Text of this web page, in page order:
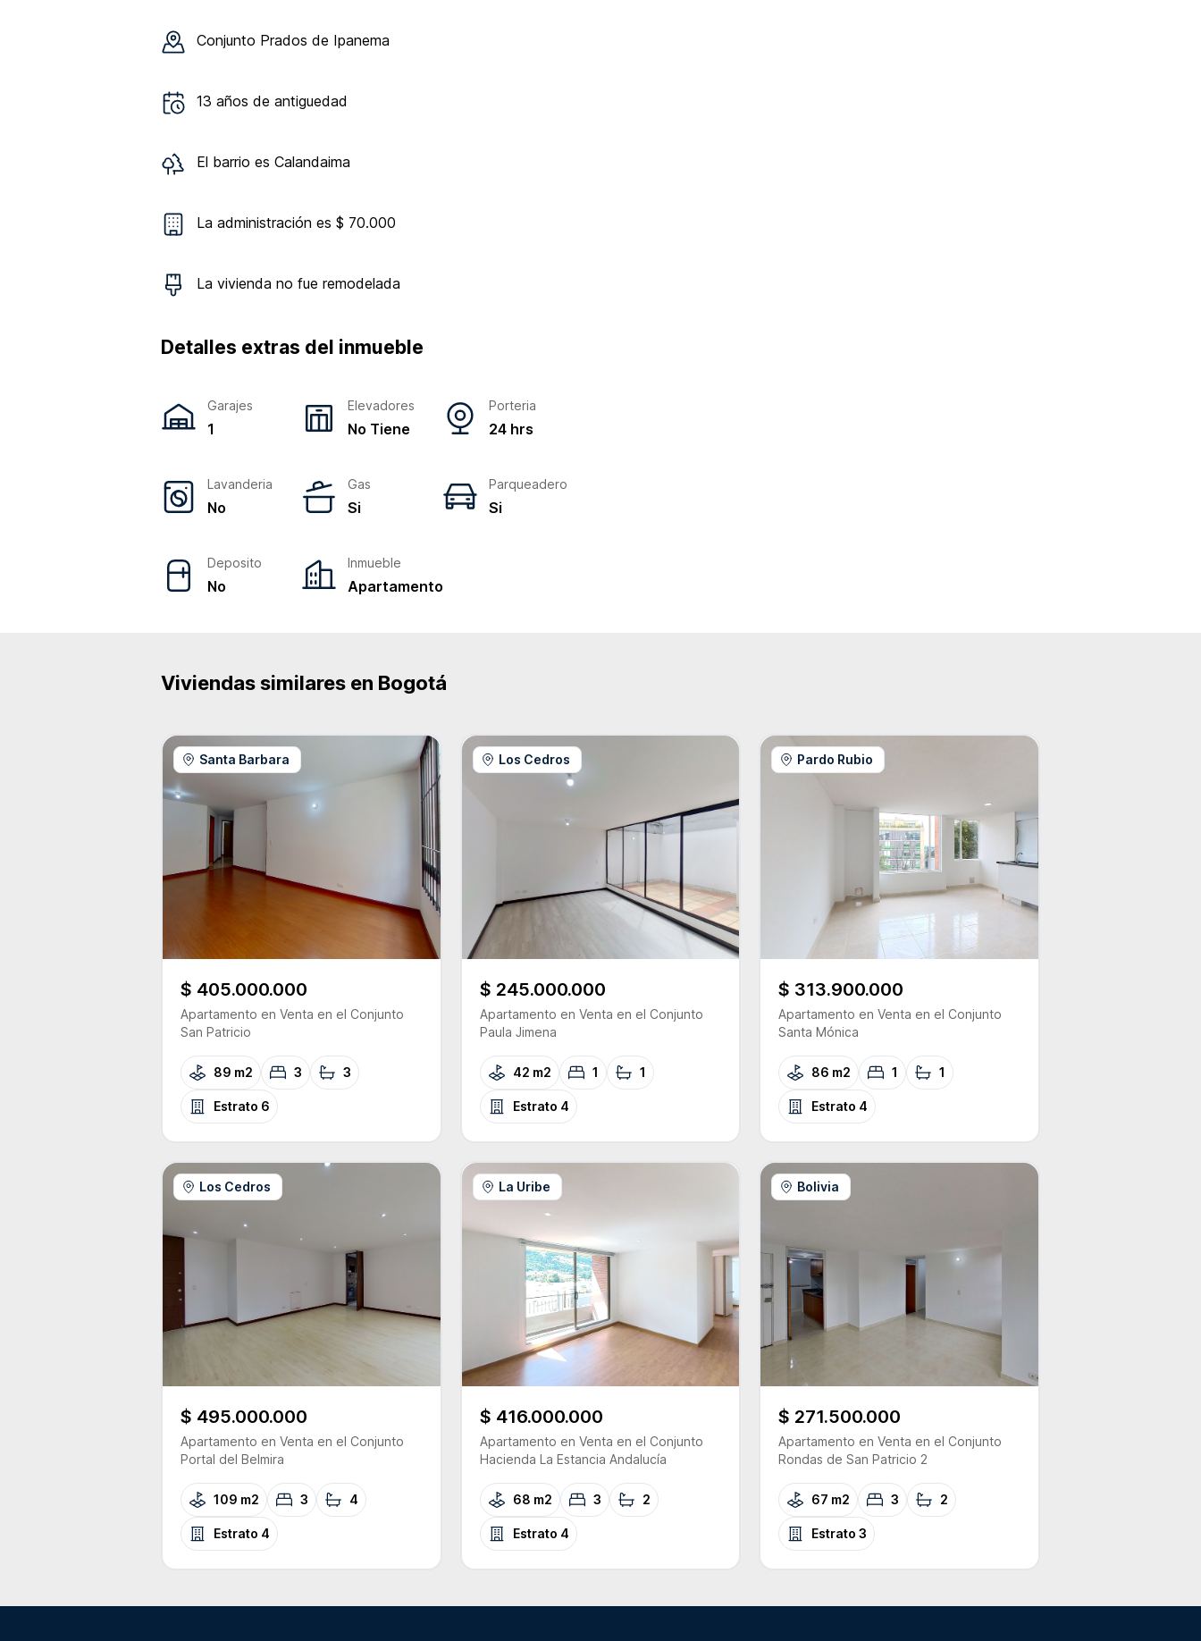
Conjunto Prados de Ipanema
13 años de antiguedad
El barrio es Calandaima
La administración es $ 70.000
La vivienda no fue remodelada
Detalles extras del inmueble
Garajes
1
Elevadores
No Tiene
Porteria
24 hrs
Lavanderia
No
Gas
Si
Parqueadero
Si
Deposito
No
Inmueble
Apartamento
Viviendas similares en Bogotá
Santa Barbara
$ 405.000.000
Apartamento en Venta en el Conjunto
San Patricio
89 m2 3 3
Estrato 6
Los Cedros
$ 245.000.000
Apartamento en Venta en el Conjunto
Paula Jimena
42 m2 1 1
Estrato 4
Pardo Rubio
$ 313.900.000
Apartamento en Venta en el Conjunto
Santa Mónica
86 m2 1 1
Estrato 4
Los Cedros
$ 495.000.000
Apartamento en Venta en el Conjunto
Portal del Belmira
109 m2 3 4
Estrato 4
La Uribe
$ 416.000.000
Apartamento en Venta en el Conjunto
Hacienda La Estancia Andalucía
68 m2 3 2
Estrato 4
Bolivia
$ 271.500.000
Apartamento en Venta en el Conjunto
Rondas de San Patricio 2
67 m2 3 2
Estrato3